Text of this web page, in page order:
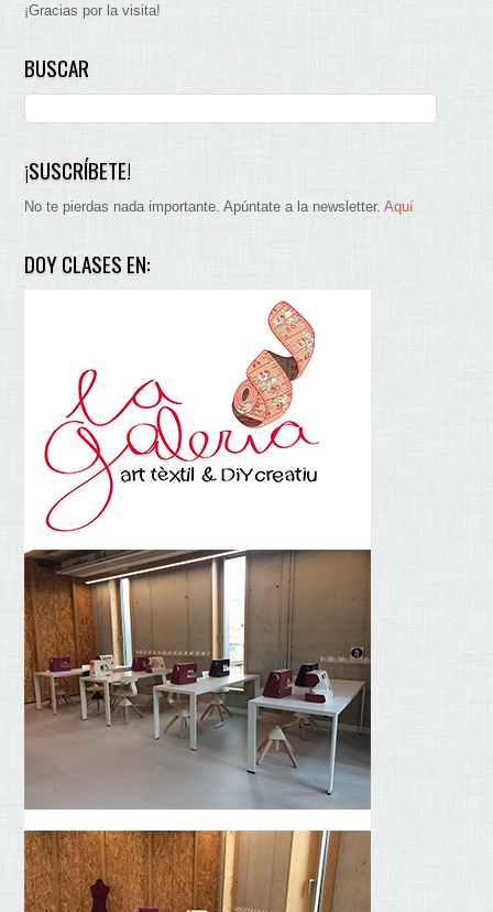
¡Gracias por la visita!
BUSCAR
¡SUSCRÍBETE!
No te pierdas nada importante. Apúntate a la newsletter.Aquí
DOY CLASES EN: